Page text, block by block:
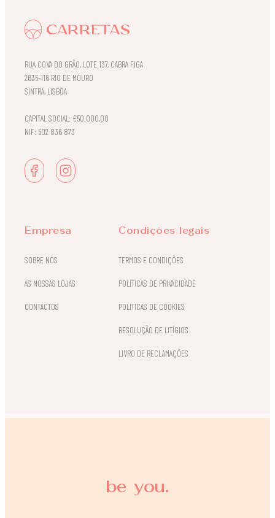
RUA COVA DO GRÃO, LOTE 137, CABRA FIGA
2635-116 RIO DE MOURO
SINTRA, LISBOA
CAPITAL SOCIAL: €50.000,00
NIF: 502 836 873
Empresa
SOBRE NÓS
AS NOSSAS LOJAS
CONTACTOS
Condições legais
TERMOS E CONDIÇÕES
POLITICAS DE PRIVACIDADE
POLITICAS DE COOKIES
RESOLUÇÃO DE LITÍGIOS
LIVRO DE RECLAMAÇÕES
be you.